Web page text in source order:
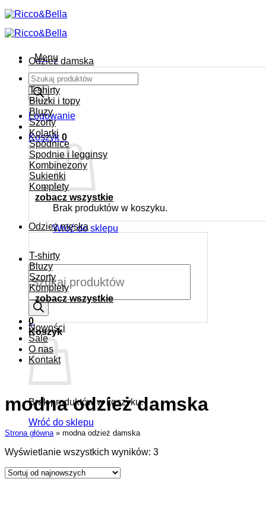
Przewiń
do
zawartości
Menu
Wyszukiwarka
produktów
Logowanie
Koszyk 0
Brak produktów w koszyku.
Wróć do sklepu
Wyszukiwarka
produktów
0
Koszyk
Brak produktów w koszyku.
Wróć do sklepu
Odzież damska
T-shirty
Bluzki i topy
Bluzy
Szorty
Kolarki
Spódnice
Spodnie i legginsy
Kombinezony
Sukienki
Komplety
zobacz wszystkie
Odzież męska
T-shirty
Bluzy
Szorty
Komplety
zobacz wszystkie
Nowości
Sale
O nas
Kontakt
modna odzież damska
Strona główna » modna odzież damska
Wyświetlanie wszystkich wyników: 3Posortowane